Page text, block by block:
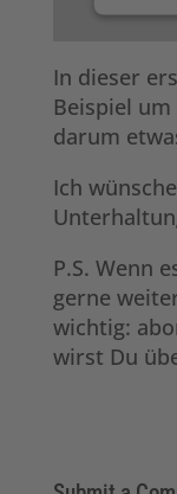
In dieser
Beispiel
darum
Ich
P.S. Wenn
gerne
wichtig:
wirst Du